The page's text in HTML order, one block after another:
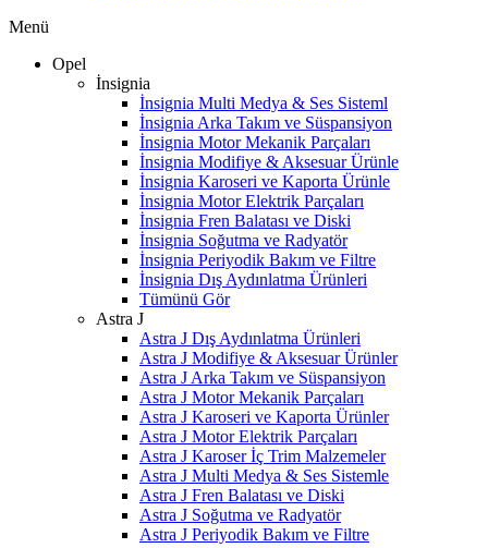
Menü
Opel
İnsignia
İnsignia Multi Medya & Ses Sisteml
İnsignia Arka Takım ve Süspansiyon
İnsignia Motor Mekanik Parçaları
İnsignia Modifiye & Aksesuar Ürünle
İnsignia Karoseri ve Kaporta Ürünle
İnsignia Motor Elektrik Parçaları
İnsignia Fren Balatası ve Diski
İnsignia Soğutma ve Radyatör
İnsignia Periyodik Bakım ve Filtre
İnsignia Dış Aydınlatma Ürünleri
Tümünü Gör
Astra J
Astra J Dış Aydınlatma Ürünleri
Astra J Modifiye & Aksesuar Ürünler
Astra J Arka Takım ve Süspansiyon
Astra J Motor Mekanik Parçaları
Astra J Karoseri ve Kaporta Ürünler
Astra J Motor Elektrik Parçaları
Astra J Karoser İç Trim Malzemeler
Astra J Multi Medya & Ses Sistemle
Astra J Fren Balatası ve Diski
Astra J Soğutma ve Radyatör
Astra J Periyodik Bakım ve Filtre